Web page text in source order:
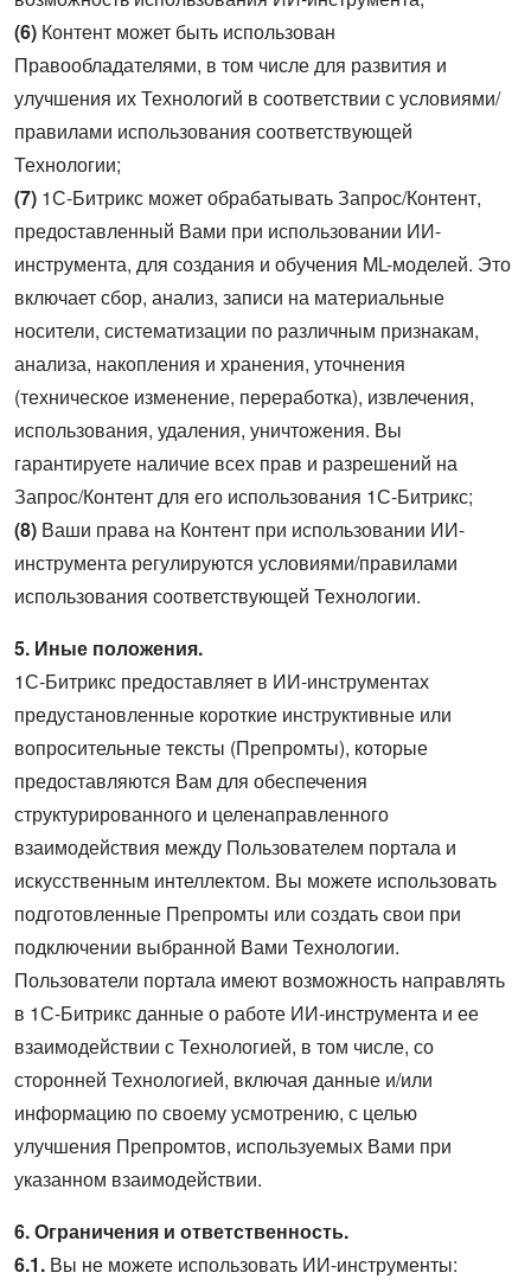
(6) Контент может быть использован
Правообладателями, в том числе для развития и
улучшения их Технологий в соответствии с условиями/
правилами использования соответствующей
Технологии;
(7) 1С-Битрикс может обрабатывать Запрос/Контент,
предоставленный Вами при использовании ИИ-
инструмента, для создания и обучения ML-моделей. Это
включает сбор, анализ, записи на материальные
носители, систематизации по различным признакам,
анализа, накопления и хранения, уточнения
(техническое изменение, переработка), извлечения,
использования, удаления, уничтожения. Вы
гарантируете наличие всех прав и разрешений на
Запрос/Контент для его использования 1С-Битрикс;
(8) Ваши права на Контент при использовании ИИ-
инструмента регулируются условиями/правилами
использования соответствующей Технологии.
5. Иные положения.
1С-Битрикс предоставляет в ИИ-инструментах
предустановленные короткие инструктивные или
вопросительные тексты (Препромты), которые
предоставляются Вам для обеспечения
структурированного и целенаправленного
взаимодействия между Пользователем портала и
искусственным интеллектом. Вы можете использовать
подготовленные Препромты или создать свои при
подключении выбранной Вами Технологии.
Пользователи портала имеют возможность направлять
в 1С-Битрикс данные о работе ИИ-инструмента и ее
взаимодействии с Технологией, в том числе, со
сторонней Технологией, включая данные и/или
информацию по своему усмотрению, с целью
улучшения Препромтов, используемых Вами при
указанном взаимодействии.
6. Ограничения и ответственность.
6.1. Вы не можете использовать ИИ-инструменты: